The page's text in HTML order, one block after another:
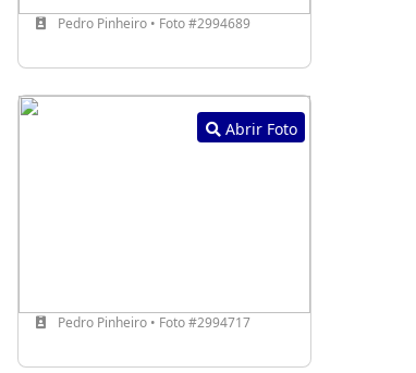
Pedro Pinheiro • Foto #2994689
Abrir Foto
Pedro Pinheiro • Foto #2994717